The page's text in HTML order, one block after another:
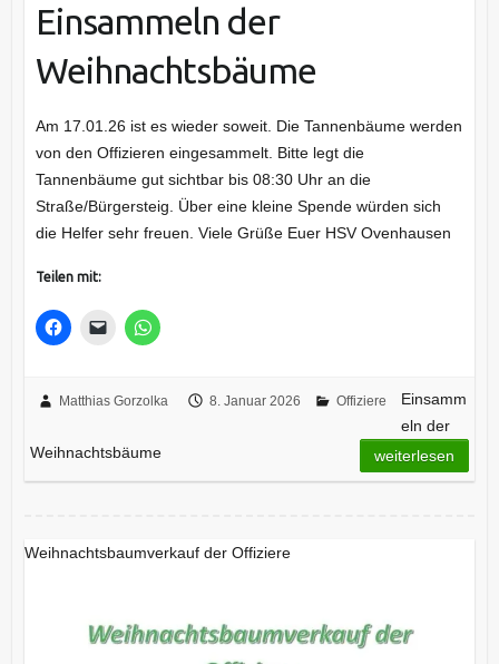
Einsammeln der
Weihnachtsbäume
Am 17.01.26 ist es wieder soweit. Die Tannenbäume werden
von den Offizieren eingesammelt. Bitte legt die
Tannenbäume gut sichtbar bis 08:30 Uhr an die
Straße/Bürgersteig. Über eine kleine Spende würden sich
die Helfer sehr freuen. Viele Grüße Euer HSV Ovenhausen
Teilen mit:
Matthias Gorzolka 8. Januar 2026 Offiziere
Einsamm
eln der
Weihnachtsbäume
weiterlesen
Weihnachtsbaumverkauf der Offiziere